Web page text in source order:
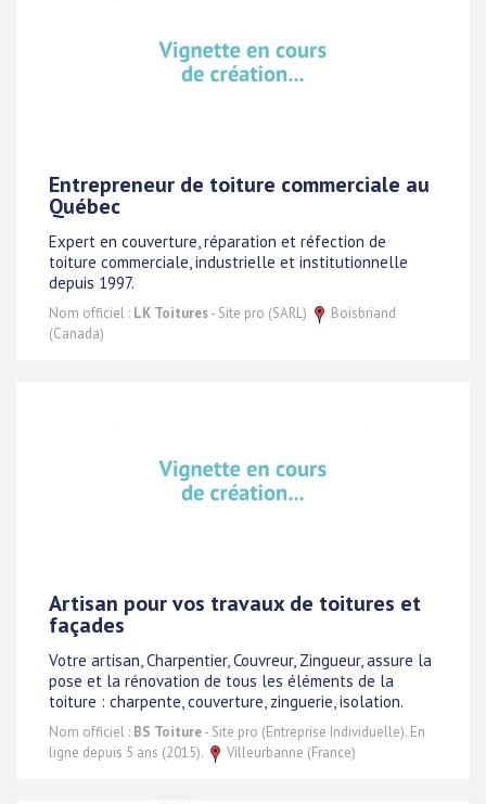
Entrepreneur de toiture commerciale au
Québec
Expert en couverture, réparation et réfection de
toiture commerciale, industrielle et institutionnelle
depuis 1997.
Nom officiel : LK Toitures- Site pro (SARL)
Boisbriand
(Canada)
Artisan pour vos travaux de toitures et
façades
Votre artisan, Charpentier, Couvreur, Zingueur, assure la
pose et la rénovation de tous les éléments de la
toiture : charpente, couverture, zinguerie, isolation.
Nom officiel : BS Toiture- Site pro (Entreprise Individuelle). En
ligne depuis 5 ans (2015).
Villeurbanne (France)